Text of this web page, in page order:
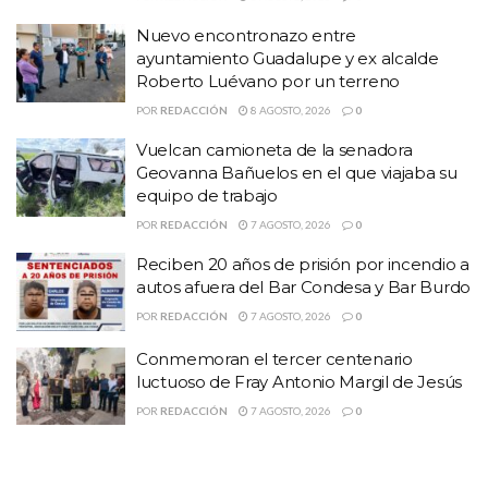
domingo.
Detalló que de los casos confirmados, 20 mil 392 son la
pandemia activapor presentar síntomas en los últimos 14
Temas: casos de covid en zacatecas
Covid19 zacatecas
fallecimientos por covid zacatecas
Lo Mas Destacado
zacatecas coronavirus zacatecas
Nuevo encontronazo entre
ayuntamiento Guadalupe y ex alcalde
Roberto Luévano por un terreno
POR REDACCIÓN 8 AGOSTO, 2026 0
Vuelcan camioneta de la senadora
Geovanna Bañuelos en el que viajaba su
equipo de trabajo
POR REDACCIÓN 7 AGOSTO, 2026 0
Reciben 20 años de prisión por incendio a
autos afuera del Bar Condesa y Bar Burdo
POR REDACCIÓN 7 AGOSTO, 2026 0
Conmemoran el tercer centenario
luctuoso de Fray Antonio Margil de Jesús
POR REDACCIÓN 7 AGOSTO, 2026 0